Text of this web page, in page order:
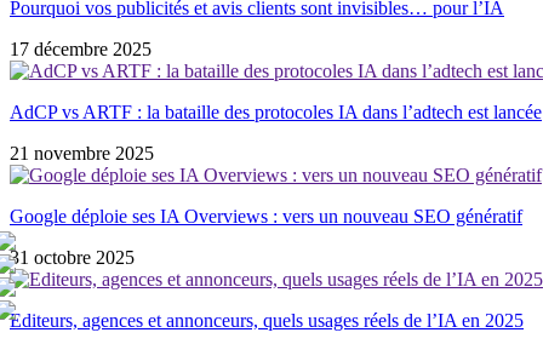
Pourquoi vos publicités et avis clients sont invisibles… pour l’IA
17 décembre 2025
AdCP vs ARTF : la bataille des protocoles IA dans l’adtech est lancée
21 novembre 2025
Google déploie ses IA Overviews : vers un nouveau SEO génératif
31 octobre 2025
Editeurs, agences et annonceurs, quels usages réels de l’IA en 2025